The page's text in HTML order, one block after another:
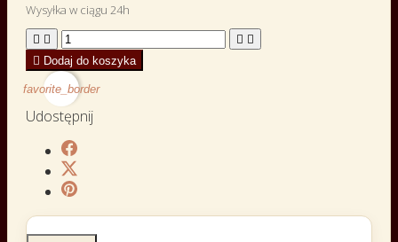
Wysyłka w ciągu 24h
   
 Dodaj do koszyka
favorite_border
Udostępnij